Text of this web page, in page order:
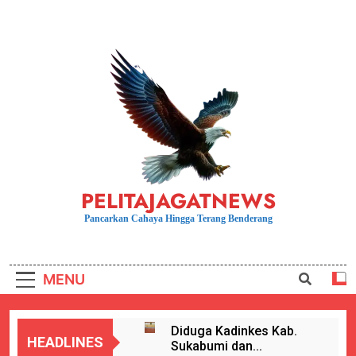
PELITAJAGATNEWS
Pancarkan Cahaya Hingga Terang Benderang
MENU
HEADLINES
Diduga Kadinkes Kab.
Sukabumi dan